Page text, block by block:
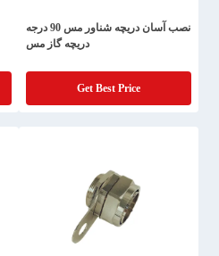
نصب آسان دریچه شناور مس 90 درجه
دریچه گاز مس
Get Best Price